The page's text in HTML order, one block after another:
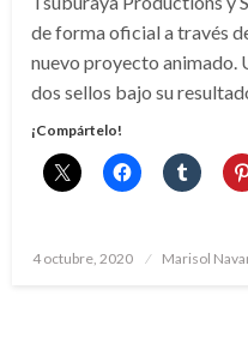
de forma oficial a través
nuevo proyecto animado.
dos sellos bajo su
¡Compártelo!
Publicado
4 octubre, 2020 Marisol